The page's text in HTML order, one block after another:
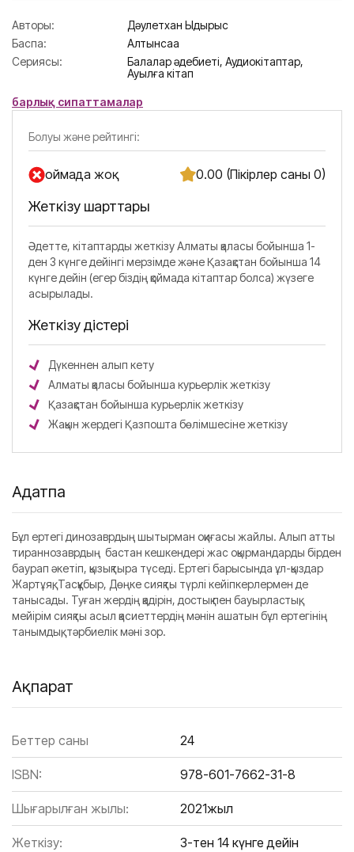
Авторы:
Дәулетхан Ыдырыс
Баспа:
Алтынсақа
Сериясы:
Балалар әдебиеті, Аудиокітаптар,
Ауылға кітап
барлық сипаттамалар
Болуы және рейтингі:
Қоймада жоқ 0.00 (Пікірлер саны 0)
Жеткізу шарттары
Әдетте, кітаптарды жеткізу Алматы қаласы бойынша 1-
ден 3 күнге дейінгі мерзімде және Қазақстан бойынша 14
күнге дейін (егер біздің қоймада кітаптар болса) жүзеге
асырылады.
Жеткізу әдістері
Дүкеннен алып кету
Алматы қаласы бойынша курьерлік жеткізу
Қазақстан бойынша курьерлік жеткізу
Жақын жердегі Қазпошта бөлімшесіне жеткізу
Аңдатпа
Бұл ертегі динозаврдың шытырман оқиғасы жайлы. Алып атты
тираннозаврдың бастан кешкендері жас оқырмандарды бірден
баурап әкетіп, қызықтыра түседі. Ертегі барысында ұл-қыздар
Жартұяқ, Тасқұбыр, Дөңке сияқты түрлі кейіпкерлермен де
танысады. Туған жердің қадірін, достық пен бауырластық,
мейірім сияқты асыл қасиеттердің мәнін ашатын бұл ертегінің
танымдық, тәрбиелік мәні зор.
Ақпарат
Беттер саны 24
ISBN: 978-601-7662-31-8
Шығарылған жылы: 2021жыл
Жеткізу: 3-тен 14 күнге дейін